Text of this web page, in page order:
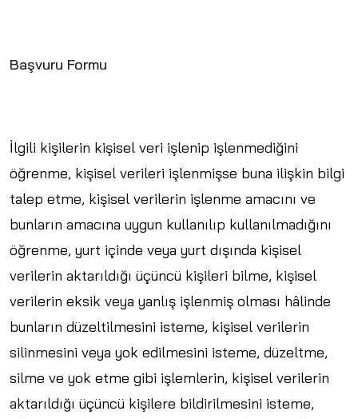
Başvuru Formu
İlgili kişilerin kişisel veri işlenip işlenmediğini
öğrenme, kişisel verileri işlenmişse buna ilişkin bilgi
talep etme, kişisel verilerin işlenme amacını ve
bunların amacına uygun kullanılıp kullanılmadığını
öğrenme, yurt içinde veya yurt dışında kişisel
verilerin aktarıldığı üçüncü kişileri bilme, kişisel
verilerin eksik veya yanlış işlenmiş olması hâlinde
bunların düzeltilmesini isteme, kişisel verilerin
silinmesini veya yok edilmesini isteme, düzeltme,
silme ve yok etme gibi işlemlerin, kişisel verilerin
aktarıldığı üçüncü kişilere bildirilmesini isteme,